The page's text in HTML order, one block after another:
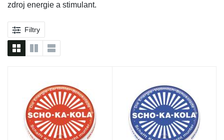
zdroj energie a stimulant.
Filtry